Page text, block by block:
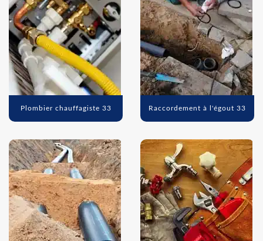
Plombier chauffagiste 33 Raccordement à l'égout 33